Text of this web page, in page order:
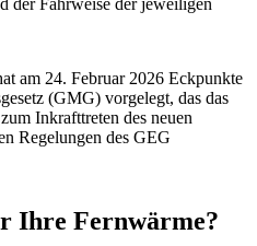
am 24. Februar 2026 Eckpunkte
(GMG) vorgelegt, das das
Inkrafttreten des neuen
Regelungen des GEG
Ihre Fernwärme?